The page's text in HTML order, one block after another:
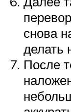
снова
делать
После